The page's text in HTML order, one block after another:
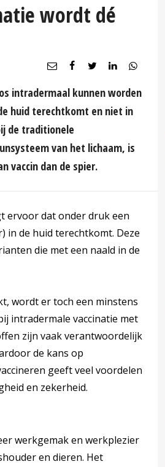
wordt dé
intradermaal kunnen worden
huid terechtkomt en niet in
de traditionele
van het lichaam, is
vaccin dan de spier.
ervoor dat onder druk een
in de huid terechtkomt. Deze
die met een naald in de
wordt er toch een minstens
intradermale vaccinatie met
zijn vaak verantwoordelijk
de kans op
geeft veel voordelen
en zekerheid.
werkgemak en werkplezier
en dieren. Het